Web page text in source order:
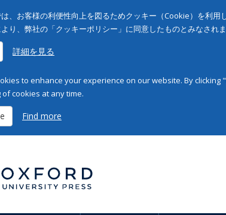
、お客様の利便性向上を図るためクッキー（Cookie）を利
り、弊社の「クッキーポリシー」に同意したものとみなされ
詳細を見る
to enhance your experience on our website. By
cookies at any time.
Find more